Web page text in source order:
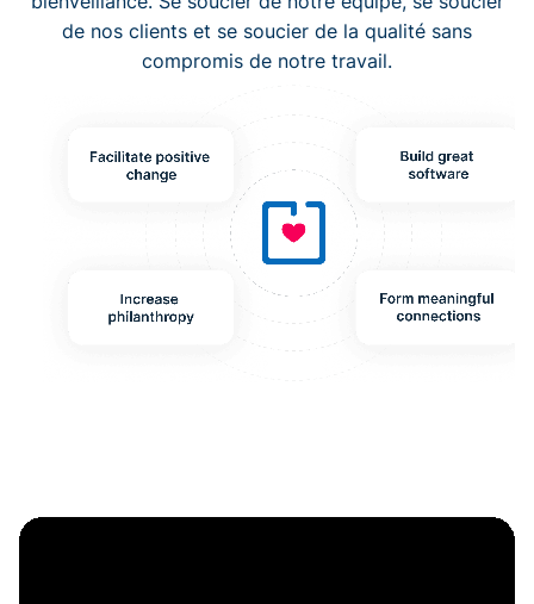
de nos clients et se soucier de la qualité sans
compromis de notre travail.